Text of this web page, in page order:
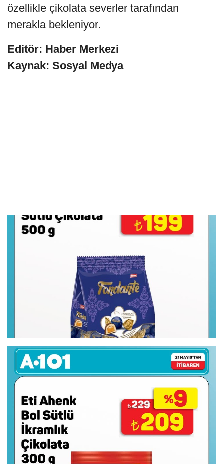
özellikle çikolata severler tarafından
merakla bekleniyor.
Editör: Haber Merkezi
Kaynak: Sosyal Medya